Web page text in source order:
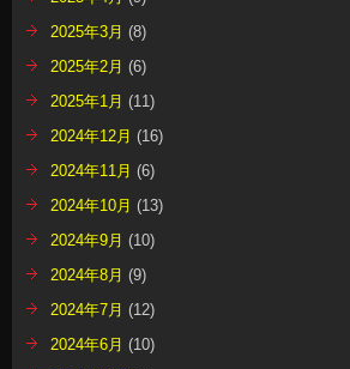
2025年3月 (8)
2025年2月 (6)
2025年1月 (11)
2024年12月 (16)
2024年11月 (6)
2024年10月 (13)
2024年9月 (10)
2024年8月 (9)
2024年7月 (12)
2024年6月 (10)